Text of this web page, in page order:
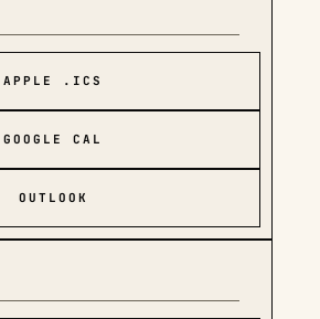
APPLE .ICS
GOOGLE CAL
OUTLOOK